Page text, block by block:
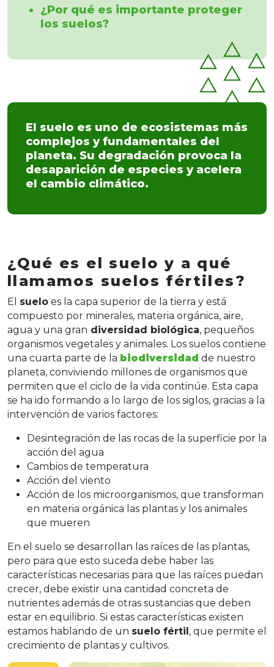
El suelo es uno de ecosistemas más
complejos y fundamentales del
planeta. Su degradación provoca la
desaparición de especies y acelera
el cambio climático.
¿Qué es el suelo y a qué
llamamos suelos fértiles?
El suelo es la capa superior de la tierra y está
compuesto por minerales, materia orgánica, aire,
agua y una gran diversidad biológica, pequeños
organismos vegetales y animales. Los suelos contiene
una cuarta parte de la biodiversidad de nuestro
planeta, conviviendo millones de organismos que
permiten que el ciclo de la vida continúe. Esta capa
se ha ido formando a lo largo de los siglos, gracias a la
intervención de varios factores:
Desintegración de las rocas de la superficie por la
acción del agua
Cambios de temperatura
Acción del viento
Acción de los microorganismos, que transforman
en materia orgánica las plantas y los animales
que mueren
En el suelo se desarrollan las raíces de las plantas,
pero para que esto suceda debe haber las
características necesarias para que las raíces puedan
crecer, debe existir una cantidad concreta de
nutrientes además de otras sustancias que deben
estar en equilibrio. Si estas características existen
estamos hablando de un suelo fértil, que permite el
crecimiento de plantas y cultivos.
¿Por qué es importante proteger
los suelos?